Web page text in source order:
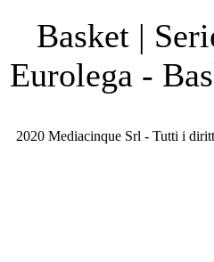
Basket |
Eurolega -
2020 Mediacinque Srl - Tutti i